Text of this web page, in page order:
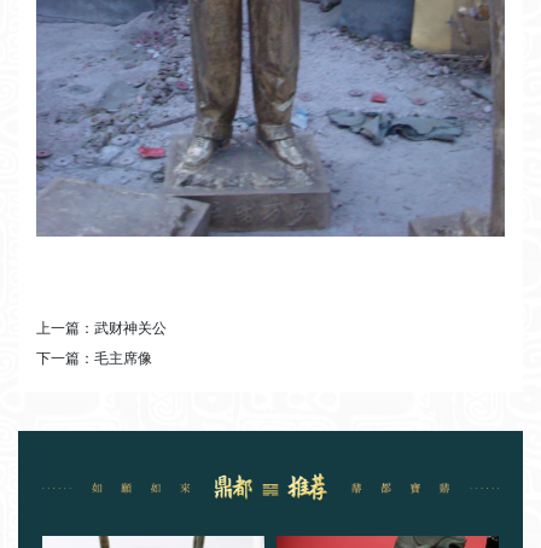
上一篇： 武财神关公
下一篇： 毛主席像